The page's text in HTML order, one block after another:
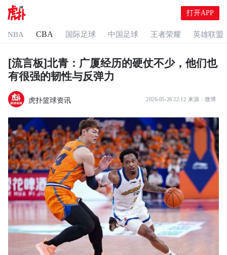
打开APP
NBA CBA 国际足球 中国足球 王者荣耀 英雄联盟
[流言板]北青：广厦经历的硬仗不少，他们也
有很强的韧性与反弹力
虎扑篮球资讯 2026-05-26 22:12 来源： 微博